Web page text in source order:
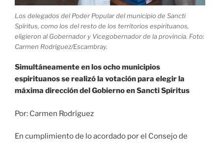
Los delegados del Poder Popular del municipio de Sancti
Spíritus, como los del resto de los territorios espirituanos,
eligieron al Gobernador y Vicegobernador de la provincia. Foto:
Carmen Rodríguez/Escambray.
Simultáneamente en los ocho municipios
espirituanos se realizó la votación para elegir la
máxima dirección del Gobierno en Sancti Spíritus
Por: Carmen Rodríguez
En cumplimiento de lo acordado por el Consejo de